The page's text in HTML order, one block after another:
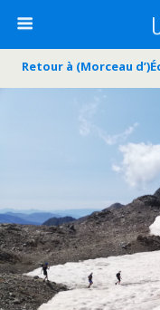
Retour à (Morceau